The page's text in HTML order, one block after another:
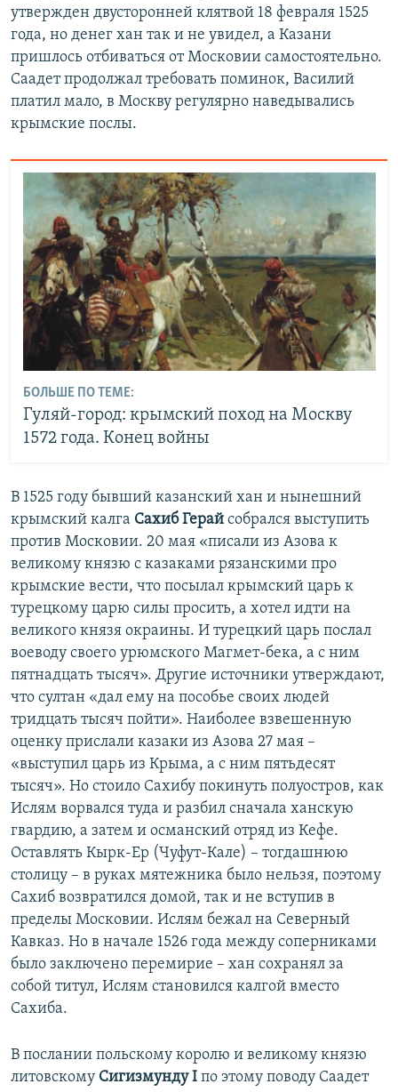
утвержден двусторонней клятвой 18 февраля 1525
года, но денег хан так и не увидел, а Казани
пришлось отбиваться от Московии самостоятельно.
Саадет продолжал требовать поминок, Василий
платил мало, в Москву регулярно наведывались
крымские послы.
БОЛЬШЕ ПО ТЕМЕ:
Гуляй-город: крымский поход на Москву
1572 года. Конец войны
В 1525 году бывший казанский хан и нынешний
крымский калга Сахиб Герай собрался выступить
против Московии. 20 мая «писали из Азова к
великому князю с казаками рязанскими про
крымские вести, что посылал крымский царь к
турецкому царю силы просить, а хотел идти на
великого князя окраины. И турецкий царь послал
воеводу своего урюмского Магмет-бека, а с ним
пятнадцать тысяч». Другие источники утверждают,
что султан «дал ему на пособье своих людей
тридцать тысяч пойти». Наиболее взвешенную
оценку прислали казаки из Азова 27 мая –
«выступил царь из Крыма, а с ним пятьдесят
тысяч». Но стоило Сахибу покинуть полуостров, как
Ислям ворвался туда и разбил сначала ханскую
гвардию, а затем и османский отряд из Кефе.
Оставлять Кырк-Ер (Чуфут-Кале) – тогдашнюю
столицу – в руках мятежника было нельзя, поэтому
Сахиб возвратился домой, так и не вступив в
пределы Московии. Ислям бежал на Северный
Кавказ. Но в начале 1526 года между соперниками
было заключено перемирие – хан сохранял за
собой титул, Ислям становился калгой вместо
Сахиба.
В послании польскому королю и великому князю
литовскому Сигизмунду I по этому поводу Саадет